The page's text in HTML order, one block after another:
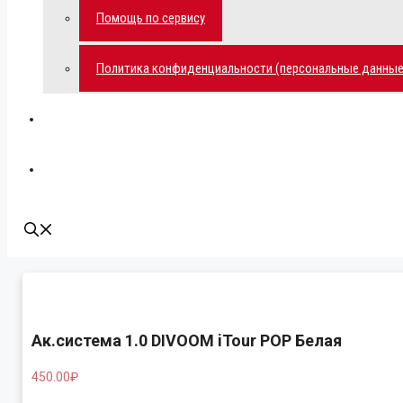
Помощь по сервису
Политика конфиденциальности (персональные
Ак.система 1.0 DIVOOM iTour POP Белая
450.00₽